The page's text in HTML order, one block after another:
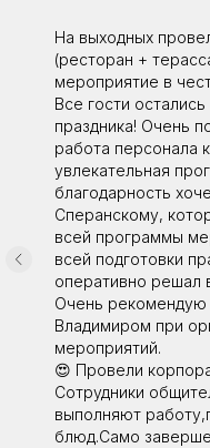
На выходных
(ресторан +
мероприятие в
Все гости
праздника! Очень
работа персонала
увлекательная
благодарность
Сперанскому,
всей программы
всей подготовки
оперативно решал
Очень рекомендую
Владимиром при
мероприятий.
😍 Провели
Сотрудники
выполняют
блюд.Само